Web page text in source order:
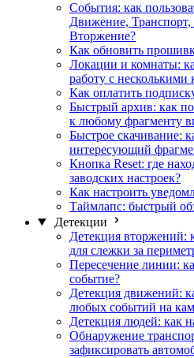
События: как
Движение,
Вторжение?
Как обновить
Локации и комнаты:
работу с несколькими
Как оплатить
Быстрый архив: как
к любому фрагменту
Быстрое скачивание:
интересующий
Кнопка Reset: где
заводских настроек?
Как настроить
Таймлапс: быстрый
Детекции
Детекция вторжений:
для слежки за
Пересечение линии:
событие?
Детекция движений:
любых событий на
Детекция людей: как
Обнаружение
зафиксировать